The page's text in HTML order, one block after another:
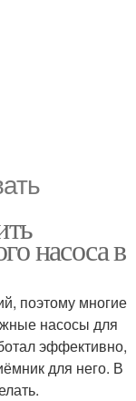
насоса в
поэтому многие
насосы для
эффективно,
для него. В